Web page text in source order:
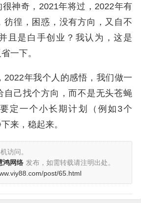
很神奇，2021年将过，2022年有
彷徨，困惑，没有方向，又自不
且是白手创业？我认为，这是
一下。
2022年我个人的感悟，我们做一
自己找个方向，而不是无头苍蝇
定一个小长期计划（例如3个
来，稳起来。
访问。
鸿网络 发布，如需转载请注明出处。
post/65.html